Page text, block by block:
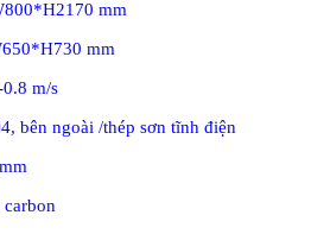
mm
mm
m/s
bên ngoài /thép sơn tĩnh điện